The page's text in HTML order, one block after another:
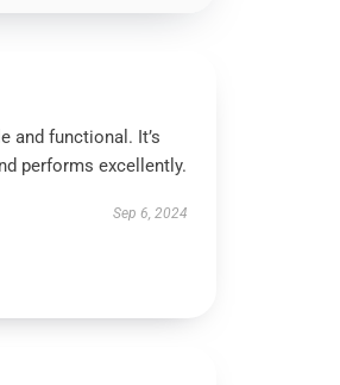
and functional. It’s
performs excellently.
Sep 6, 2024